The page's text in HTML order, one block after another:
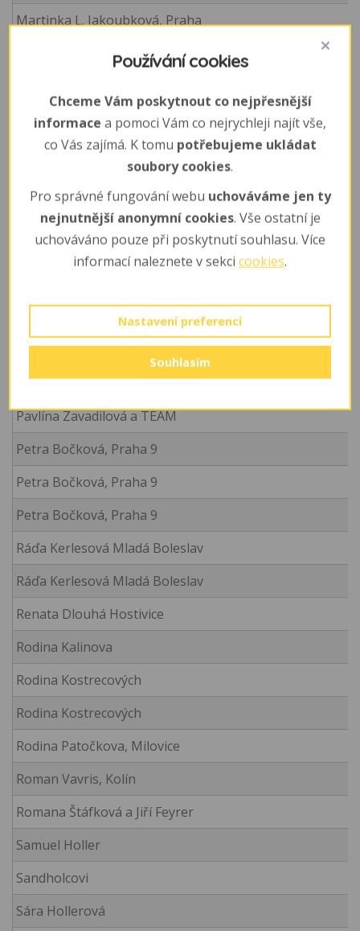
Martinka L. Jakoubková, Praha
Matouš Vyšata , Záboří nad Labem
Mgr. Eva Kaiserová
Mikuláš Tsajbl
Milena Erbenová Kolín
Oliver Mach, Praha
Ondra, Jára a Lucie Zavoralovi
ONKOŽENKY PRO KOZENKY
Pavlína Zavadilová a TEAM
Petra Bočková, Praha 9
Petra Bočková, Praha 9
Petra Bočková, Praha 9
Ráďa Kerlesová Mladá Boleslav
Ráďa Kerlesová Mladá Boleslav
Renata Dlouhá Hostivice
Rodina Kalinova
Rodina Kostrecových
Rodina Kostrecových
Rodina Patočkova, Milovice
Roman Vavris, Kolín
Romana Štáfková a Jiří Feyrer
Samuel Holler
Sandholcovi
Sára Hollerová
Používání cookies
Chceme Vám poskytnout co nejpřesnější
informace a pomoci Vám co nejrychleji najít vše,
co Vás zajímá. K tomu potřebujeme ukládat
soubory cookies.
Pro správné fungování webu uchováváme jen ty
nejnutnější anonymní cookies. Vše ostatní je
uchováváno pouze při poskytnutí souhlasu. Více
informací naleznete v sekci cookies.
Nastavení preferencí
Souhlasím